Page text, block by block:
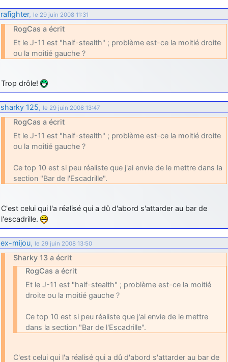
rafighter, le 29 juin 2008 11:31
RogCas a écrit
Et le J-11 est "half-stealth" ; problème est-ce la moitié droite
ou la moitié gauche ?
Trop drôle!
sharky 125, le 29 juin 2008 13:47
RogCas a écrit
Et le J-11 est "half-stealth" ; problème est-ce la moitié droite
ou la moitié gauche ?
Ce top 10 est si peu réaliste que j'ai envie de le mettre dans la
section "Bar de l'Escadrille".
C'est celui qui l'a réalisé qui a dû d'abord s'attarder au bar de
l'escadrille.
ex-mijou, le 29 juin 2008 13:50
Sharky 13 a écrit
RogCas a écrit
Et le J-11 est "half-stealth" ; problème est-ce la moitié
droite ou la moitié gauche ?
Ce top 10 est si peu réaliste que j'ai envie de le mettre
dans la section "Bar de l'Escadrille".
C'est celui qui l'a réalisé qui a dû d'abord s'attarder au bar de